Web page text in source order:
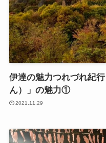
伊達の魅力つれづれ紀
ん）」の魅力①
2021.11.29